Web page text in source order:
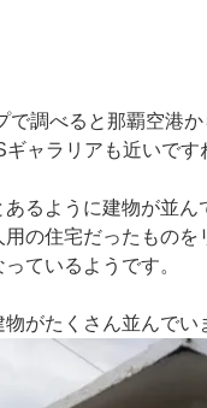
で調べると那覇空港か
ャラリアも近いです
あるように建物が並ん
用の住宅だったもの
ているようです。
がたくさん並んでい